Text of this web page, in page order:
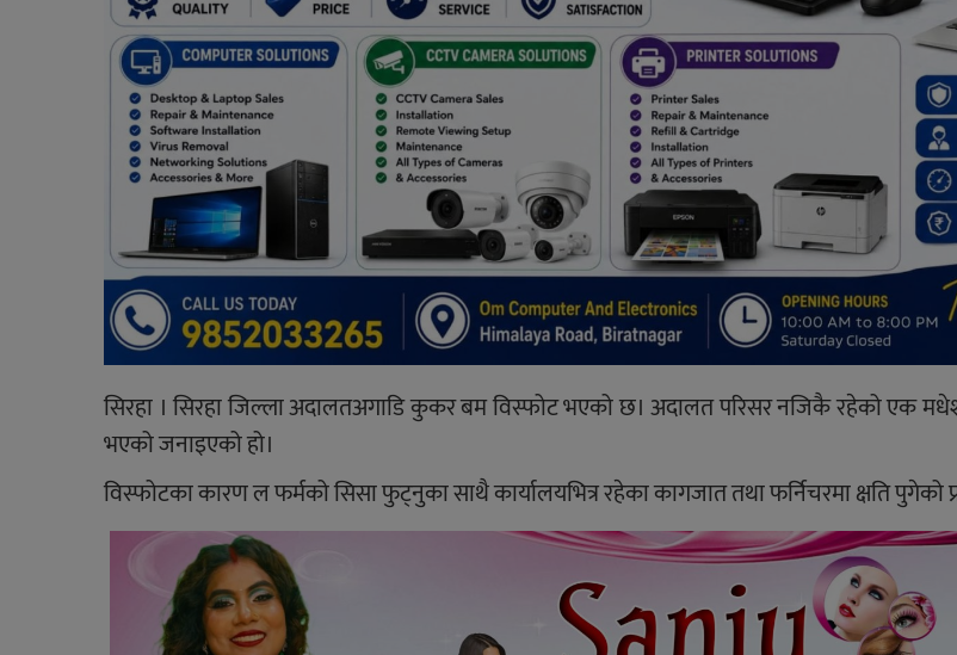
सिरहा । सिरहा जिल्ला अदालतअगाडि कुकर बम विस्फोट भएको छ। अदालत परिसर नजिकै रहेको एक
भएको जनाइएको हो।
विस्फोटका कारण ल फर्मको सिसा फुट्नुका साथै कार्यालयभित्र रहेका कागजात तथा फर्निचरमा क्षति पुगेको